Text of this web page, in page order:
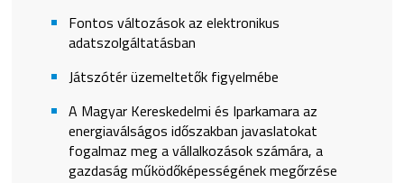
Fontos változások az elektronikus
adatszolgáltatásban
Játszótér üzemeltetők figyelmébe
A Magyar Kereskedelmi és Iparkamara az
energiaválságos időszakban javaslatokat
fogalmaz meg a vállalkozások számára, a
gazdaság működőképességének megőrzése